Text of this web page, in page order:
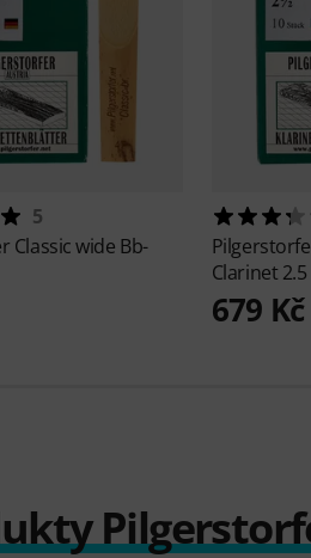
5
Classic wide Bb-
Clarinet 2.5
679 Kč